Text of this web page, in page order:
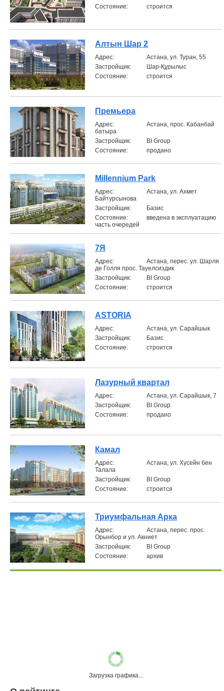
Состояние:
строится
Алтын Шар 2
Aдрес:
Астана, ул. Туран, 55
Застройщик:
Шар-Құрылыс
Состояние:
строится
Премьера
Aдрес:
Астана, прос. Кабанбай
батыра
Застройщик:
BI Group
Состояние:
продано
Millennium Park
Aдрес:
Астана, ул. Ахмет
Байтурсынова
Застройщик:
Базис
Состояние:
введена в эксплуатацию
часть очередей
7Я
Aдрес:
Астана, перес. ул. Шарля
де Голля прос. Тауелсиздик
Застройщик:
BI Group
Состояние:
строится
ASTORIA
Aдрес:
Астана, ул. Сарайшык
Застройщик:
Базис
Состояние:
строится
Лазурный квартал
Aдрес:
Астана, ул. Сарайшык, 7
Застройщик:
BI Group
Состояние:
продано
Камал
Aдрес:
Астана, ул. Хусейн бен
Талала
Застройщик:
BI Group
Состояние:
строится
Триумфальная Арка
Aдрес:
Астана, перес. прос.
Орынбор и ул. Акниет
Застройщик:
BI Group
Состояние:
архив
Загрузка графика...